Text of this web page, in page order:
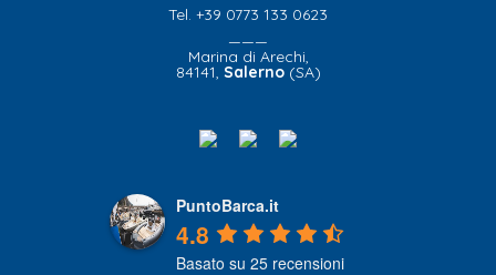
Tel. +39 0773 133 0623
———
Marina di Arechi,
84141, Salerno(SA)
PuntoBarca.it
4.8
Basato su 25 recensioni